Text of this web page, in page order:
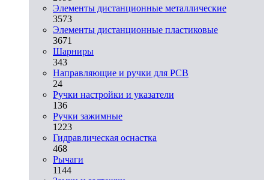
Элементы дистанционные металлические
3573
Элементы дистанционные пластиковые
3671
Шарниры
343
Направляющие и ручки для PCB
24
Ручки настройки и указатели
136
Ручки зажимные
1223
Гидравлическая оснастка
468
Рычаги
1144